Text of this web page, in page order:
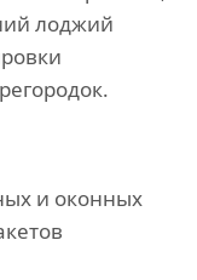
лоджий
и оконных